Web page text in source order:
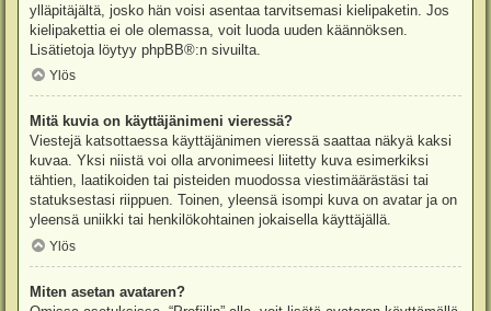
ylläpitäjältä, josko hän voisi asentaa tarvitsemasi kielipaketin. Jos
kielipakettia ei ole olemassa, voit luoda uuden käännöksen.
Lisätietoja löytyy phpBB®:n sivuilta.
Ylös
Mitä kuvia on käyttäjänimeni vieressä?
Viestejä katsottaessa käyttäjänimen vieressä saattaa näkyä kaksi
kuvaa. Yksi niistä voi olla arvonimeesi liitetty kuva esimerkiksi
tähtien, laatikoiden tai pisteiden muodossa viestimäärästäsi tai
statuksestasi riippuen. Toinen, yleensä isompi kuva on avatar ja on
yleensä uniikki tai henkilökohtainen jokaisella käyttäjällä.
Ylös
Miten asetan avataren?